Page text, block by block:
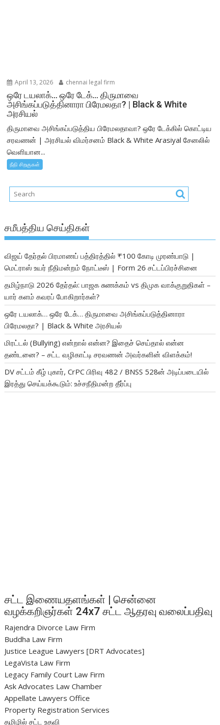
April 13, 2026 chennai legal firm
ஒரே டயலாக்… ஒரே டேக்… திருமாவை
அசிங்கப்படுத்தினாரா பிரேமலதா? | Black & White
அரசியல்
திருமாவை அசிங்கப்படுத்திய பிரேமலதாவா? ஒரே டேக்கில் கொட்டிய
சரவணன் | அரசியல் விமர்சனம் Black & White Arasiyal சேனலில்
வெளியான...
நீதி சிறகுகள்
சமீபத்திய செய்திகள்
விஜய் தேர்தல் பிரமாணப் பத்திரத்தில் ₹100 கோடி முரண்பாடு |
மெட்ராஸ் உயர் நீதிமன்றம் நோட்டீஸ் | Form 26 சட்டப்பிரச்சினை
தமிழ்நாடு 2026 தேர்தல்: பாஜக சுணக்கம் vs திமுக வாக்குறுதிகள் –
யார் களம் கவரப் போகிறார்கள்?
ஒரே டயலாக்… ஒரே டேக்… திருமாவை அசிங்கப்படுத்தினாரா
பிரேமலதா? | Black & White அரசியல்
மிரட்டல் (Bullying) என்றால் என்ன? இதைச் செய்தால் என்ன
தண்டனை? – சட்ட வழிகாட்டி சரவணன் அவர்களின் விளக்கம்!
DV சட்டம் கீழ் புகார், CrPC பிரிவு 482 / BNSS 528ன் அடிப்படையில்
இரத்து செய்யக்கூடும்: உச்சநீதிமன்ற தீர்ப்பு
சட்ட இணையதளங்கள் | சென்னை
வழக்கறிஞர்கள் 24x7 சட்ட ஆதரவு வலைப்பதிவு
Rajendra Divorce Law Firm
Buddha Law Firm
Justice League Lawyers [DRT Advocates]
LegaVista Law Firm
Legacy Family Court Law Firm
Ask Advocates Law Chamber
Appellate Lawyers Office
Property Registration Services
தமிழில் சட்ட உதவி